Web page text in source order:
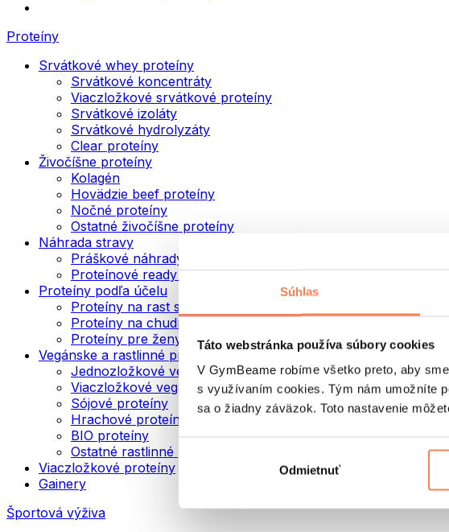
Súhlas
Táto webstránka používa súbory cookies
V GymBeame robíme všetko preto, aby
s využívaním cookies. Tým nám umožníte
sa o žiadny záväzok. Toto nastavenie
Odmietnuť
Proteíny
Srvátkové whey proteíny
Srvátkové koncentráty
Viaczložkové srvátkové proteíny
Srvátkové izoláty
Srvátkové hydrolyzáty
Clear proteíny
Živočíšne proteíny
Kolagén
Hovädzie beef proteíny
Nočné proteíny
Ostatné živočíšne proteíny
Náhrada stravy
Práškové náhrady stravy
Proteínové ready to drink nápoje
Proteíny podľa účelu
Proteíny na rast svalov
Proteíny na chudnutie
Proteíny pre ženy
Vegánske a rastlinné proteíny
Jednozložkové vegánske proteíny
Viaczložkové vegánske proteíny
Sójové proteíny
Hrachové proteíny
BIO proteíny
Ostatné rastlinné proteíny
Viaczložkové proteíny
Gainery
Športová výživa